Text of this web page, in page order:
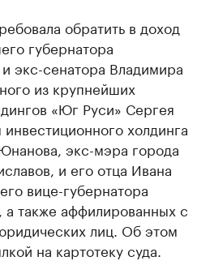
обратить в доход
губернатора
экс-сенатора Владимира
из крупнейших
«Юг Руси» Сергея
холдинга
экс-мэра города
и его отца Ивана
вице-губернатора
а также аффилированных с
лиц. Об этом
на картотеку суда.